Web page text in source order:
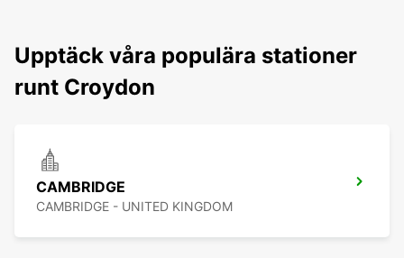
Upptäck våra populära stationer
runt Croydon
CAMBRIDGE
CAMBRIDGE - UNITED KINGDOM